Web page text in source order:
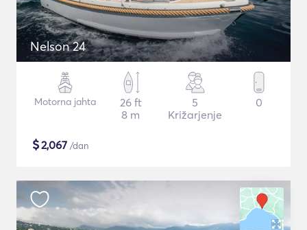
Nelson 24
Motorna jahta
26 ft
8 m
5
Križarjenje
0
$2,067 /dan